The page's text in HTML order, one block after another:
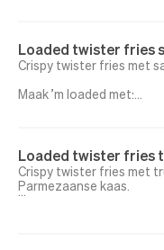
+ extra cheesy? Kies
Loaded twister fries
Crispy twister fries met
Maak ’m loaded met:
+ extra cheesy? Kies
Loaded twister fries
Crispy twister fries met
Parmezaanse kaas.